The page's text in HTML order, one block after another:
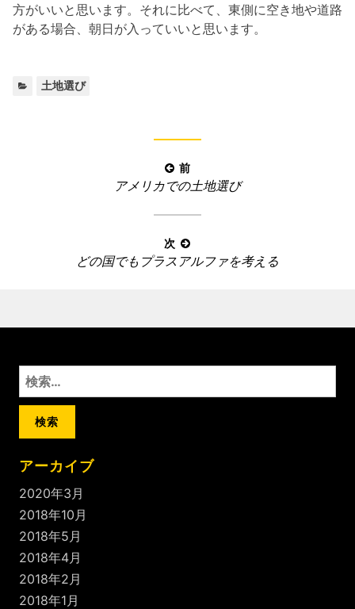
方がいいと思います。それに比べて、東側に空き地や道路
がある場合、朝日が入っていいと思います。
土地選び
ョ
前
前
:
アメリカでの土地選び
次
次
どの国でもプラスアルファを考える
検
索
アーカイブ
2020年3月
2018年10月
2018年5月
2018年4月
2018年2月
2018年1月